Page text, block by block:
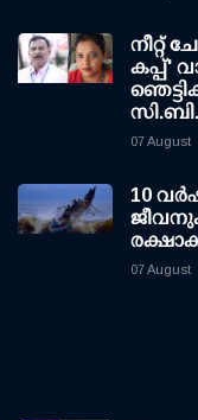
നീറ്റ്
കപ്പ്'
07 August
10
07 August